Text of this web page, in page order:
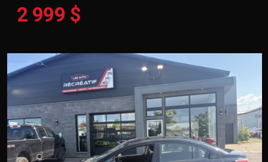
2 999 $